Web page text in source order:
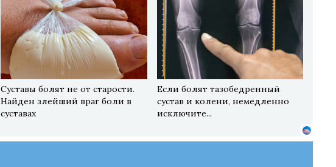
Суставы болят не от старости.
Найден злейший враг боли в
суставах
Если болят тазобедренный
сустав и колени, немедленно
исключите...